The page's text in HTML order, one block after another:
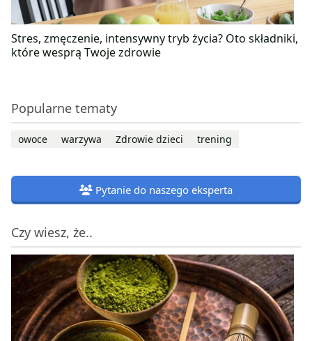
Stres, zmęczenie, intensywny tryb życia? Oto składniki,
które wesprą Twoje zdrowie
Popularne tematy
owoce warzywa Zdrowie dzieci trening
Pytanie do naszego eksperta
Czy wiesz, że..